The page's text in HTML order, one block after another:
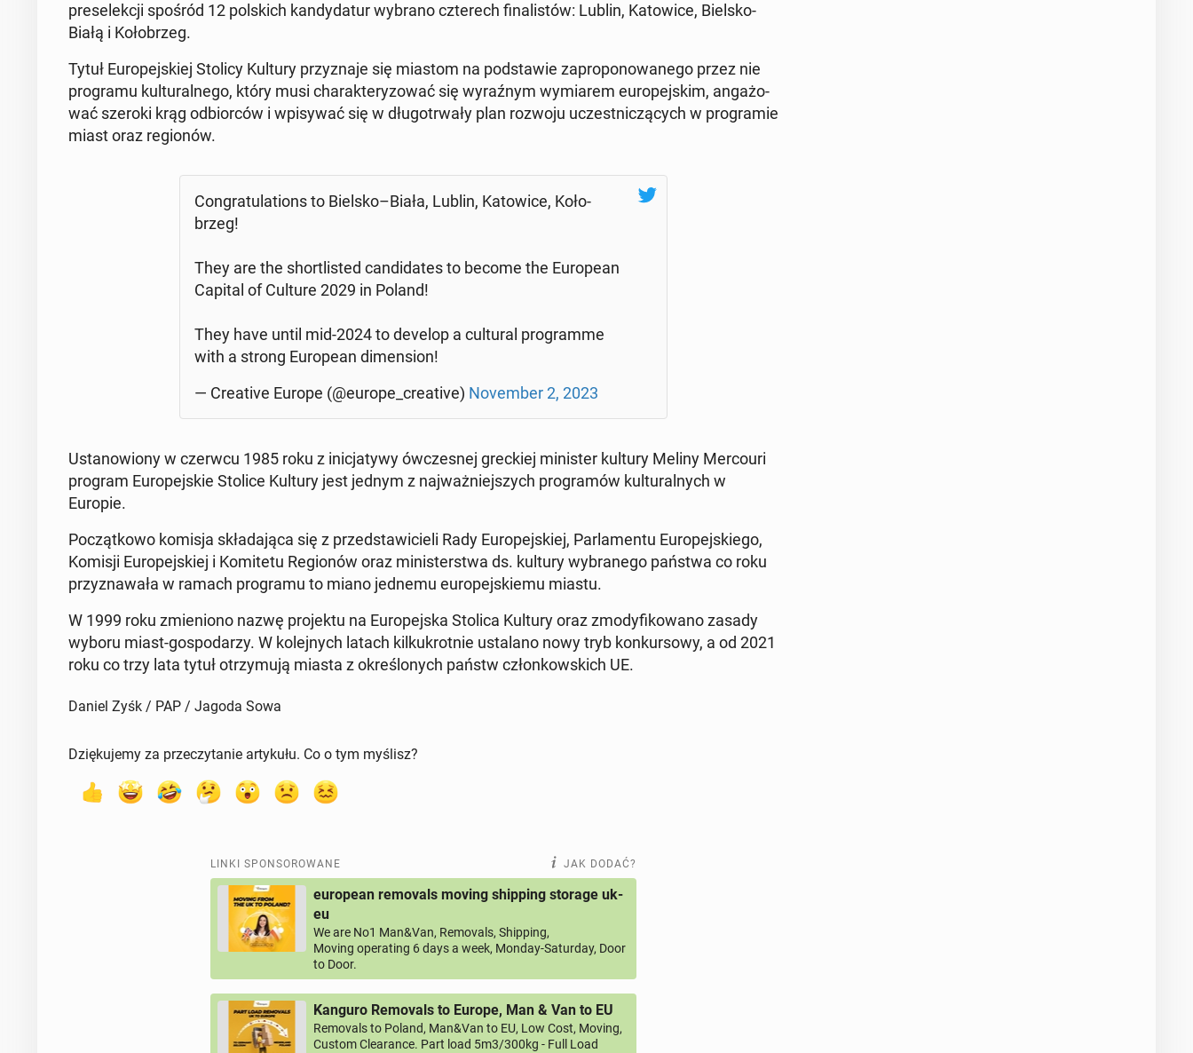
pre­se­lek­cji spośród 12 pol­skich kan­dy­da­tur wybrano czte­rech fi­na­li­stów: Lublin, Ka­to­wi­ce, Bielsko-
Białą i Ko­ło­brzeg.
Tytuł Eu­ro­pej­skiej Stolicy Kultury przy­zna­je się miastom na pod­sta­wie za­pro­po­no­wa­ne­go przez nie
pro­gra­mu kul­tu­ral­ne­go, który musi cha­rak­te­ry­zo­wać się wy­raź­nym wy­mia­rem eu­ro­pej­skim, an­ga­żo­
wać szeroki krąg od­bior­ców i wpi­sy­wać się w dłu­go­trwa­ły plan rozwoju uczest­ni­czą­cych w pro­gra­mie
miast oraz re­gio­nów.
Con­gra­tu­la­tions to Bielsko–Biała, Lublin, Ka­to­wi­ce, Ko­ło­
brzeg!
They are the shor­tli­sted can­di­da­tes to become the Eu­ro­pe­an
Capital of Culture 2029 in Poland!
They have until mid-2024 to develop a cul­tu­ral pro­gram­me
with a strong Eu­ro­pe­an di­men­sion!
— Cre­ati­ve Europe (@europe_cre­ati­ve) No­vem­ber 2, 2023
Usta­no­wio­ny w czerwcu 1985 roku z ini­cja­ty­wy ów­cze­snej grec­kiej mi­ni­ster kultury Meliny Mer­co­uri
program Eu­ro­pej­skie Stolice Kultury jest jednym z naj­waż­niej­szych pro­gra­mów kul­tu­ral­nych w
Europie.
Po­cząt­ko­wo komisja skła­da­ją­ca się z przed­sta­wi­cie­li Rady Eu­ro­pej­skiej, Par­la­men­tu Eu­ro­pej­skie­go,
Komisji Eu­ro­pej­skiej i Ko­mi­te­tu Re­gio­nów oraz mi­ni­ster­stwa ds. kultury wy­bra­ne­go państwa co roku
przy­zna­wa­ła w ramach pro­gra­mu to miano jednemu eu­ro­pej­skie­mu miastu.
W 1999 roku zmie­nio­no nazwę pro­jek­tu na Eu­ro­pej­ska Stolica Kultury oraz zmo­dy­fi­ko­wa­no zasady
wyboru miast-go­spo­da­rzy. W ko­lej­nych latach kil­ku­krot­nie usta­la­no nowy tryb kon­kur­so­wy, a od 2021
roku co trzy lata tytuł otrzy­mu­ją miasta z okre­ślo­nych państw człon­kow­skich UE.
Daniel Zyśk / PAP / Jagoda Sowa
Dziękujemy za przeczytanie artykułu. Co o tym myślisz?
LINKI SPONSOROWANE JAK DODAĆ?
european removals moving shipping storage uk-
eu
We are No1 Man&Van, Removals, Shipping,
Moving operating 6 days a week, Monday-Saturday, Door
to Door.
Kanguro Removals to Europe, Man & Van to EU
Removals to Poland, Man&Van to EU, Low Cost, Moving,
Custom Clearance. Part load 5m3/300kg - Full Load